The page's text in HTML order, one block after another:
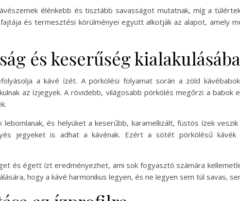
élénkebb és tisztább savasságot mutatnak, míg a
és termesztési körülményei együtt alkotják az alapot, amely
és keserűség
a kávé ízét. A pörkölési folyamat során a zöld
az ízjegyek. A rövidebb, világosabb pörkölés megőrzi a babok
és helyüket a keserűbb, karamellizált, füstös ízek
jegyeket is adhat a kávénak. Ezért a sötét pörkölésű kávék
és égett ízt eredményezhet, ami sok fogyasztó számára
hogy a kávé harmonikus legyen, és ne legyen sem túl savas,